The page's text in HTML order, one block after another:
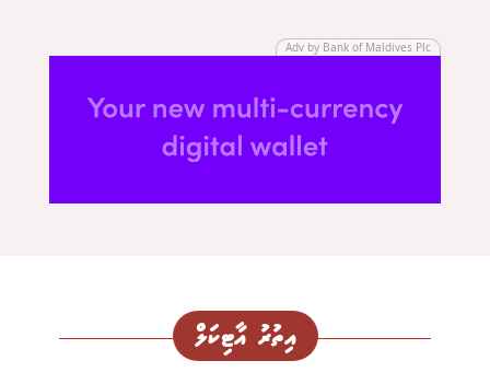
Adv by Bank of Maldives Plc
އިތުރު އާޓިކަލް